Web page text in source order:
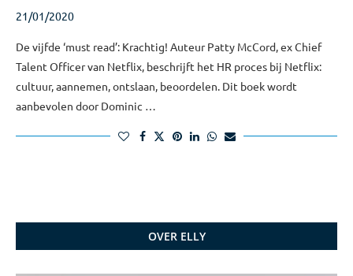
21/01/2020
De vijfde ‘must read’: Krachtig! Auteur Patty McCord, ex Chief
Talent Officer van Netflix, beschrijft het HR proces bij Netflix:
cultuur, aannemen, ontslaan, beoordelen. Dit boek wordt
aanbevolen door Dominic …
OVER ELLY